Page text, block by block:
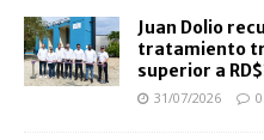
Juan Dolio
tratamiento
superior a
31/07/2026 0